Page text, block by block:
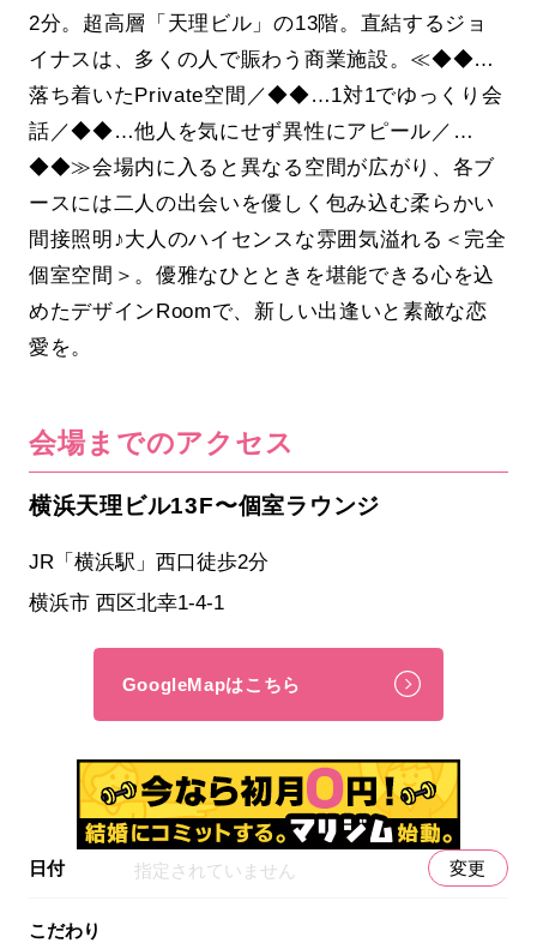
2分。超高層「天理ビル」の13階。直結するジョ
イナスは、多くの人で賑わう商業施設。≪◆◆…
落ち着いたPrivate空間／◆◆…1対1でゆっくり会
話／◆◆…他人を気にせず異性にアピール／…
◆◆≫会場内に入ると異なる空間が広がり、各ブ
ースには二人の出会いを優しく包み込む柔らかい
間接照明♪大人のハイセンスな雰囲気溢れる＜完全
個室空間＞。優雅なひとときを堪能できる心を込
めたデザインRoomで、新しい出逢いと素敵な恋
愛を。
会場までのアクセス
横浜天理ビル13F〜個室ラウンジ
JR「横浜駅」西口徒歩2分
横浜市 西区北幸1-4-1
GoogleMapはこちら
日付 指定されていません 変更
こだわり